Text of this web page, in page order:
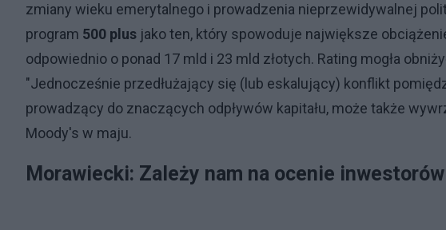
zmiany wieku emerytalnego i prowadzenia nieprzewidywalnej
program 500 plus jako ten, który spowoduje największe
odpowiednio o ponad 17 mld i 23 mld złotych. Rating mogła
"Jednocześnie przedłużający się (lub eskalujący) konflikt
prowadzący do znaczących odpływów kapitału, może także
Moody's w maju.
Morawiecki: Zależy nam na ocenie inwestorów